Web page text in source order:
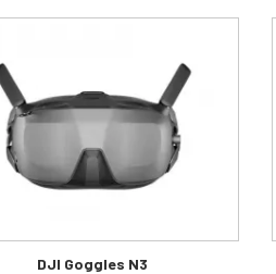
DJI Goggles N3